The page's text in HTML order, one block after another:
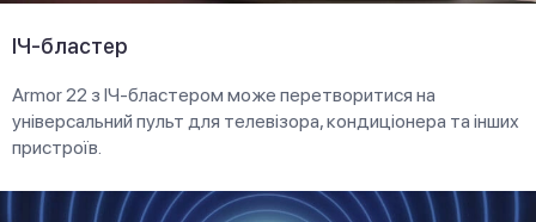
ІЧ-бластер
Armor 22 з ІЧ-бластером може перетворитися на
універсальний пульт для телевізора, кондиціонера та інших
пристроїв.